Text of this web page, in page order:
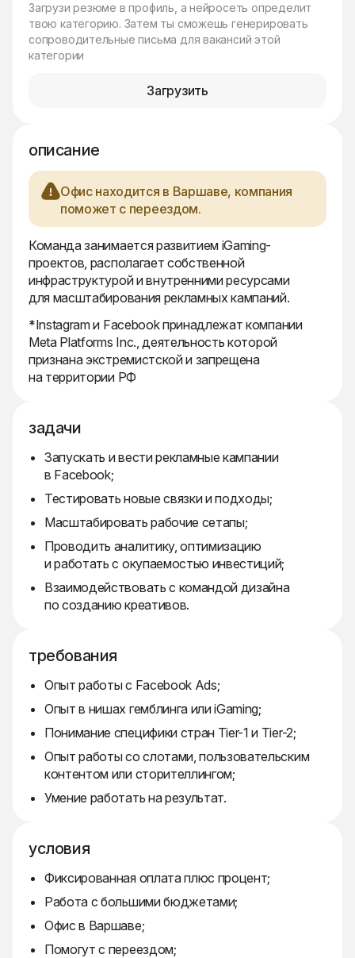
Загрузи резюме в профиль, а нейросеть определит
твою категорию. Затем ты сможешь генерировать
сопроводительные письма для вакансий этой
категории
Загрузить
описание
Офис находится в Варшаве, компания
поможет с переездом.
Команда занимается развитием iGaming-
проектов, располагает собственной
инфраструктурой и внутренними ресурсами
для масштабирования рекламных кампаний.
*Instagram и Facebook принадлежат компании
Meta Platforms Inc., деятельность которой
признана экстремистской и запрещена
на территории РФ
задачи
Запускать и вести рекламные кампании
в Facebook;
Тестировать новые связки и подходы;
Масштабировать рабочие сетапы;
Проводить аналитику, оптимизацию
и работать с окупаемостью инвестиций;
Взаимодействовать с командой дизайна
по созданию креативов.
требования
Опыт работы с Facebook Ads;
Опыт в нишах гемблинга или iGaming;
Понимание специфики стран Tier-1 и Tier-2;
Опыт работы со слотами, пользовательским
контентом или сторителлингом;
Умение работать на результат.
условия
Фиксированная оплата плюс процент;
Работа с большими бюджетами;
Офис в Варшаве;
Помогут с переездом;